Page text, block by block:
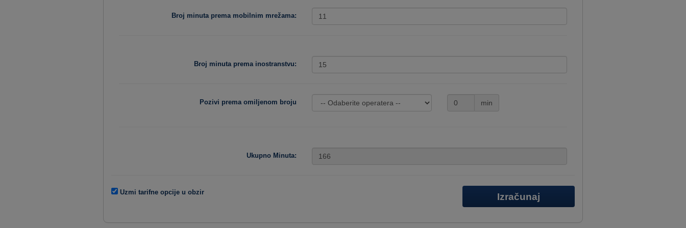
Broj minuta prema mobilnim mrežama:
Broj minuta prema inostranstvu:
Pozivi prema omiljenom broju min
Ukupno Minuta:
Uzmi tarifne opcije u obzir Izračunaj